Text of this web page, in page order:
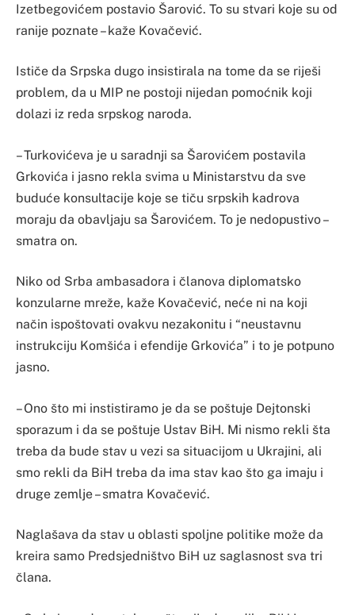
Izetbegovićem postavio Šarović. To su stvari koje su od
ranije poznate – kaže Kovačević.
Ističe da Srpska dugo insistirala na tome da se riješi
problem, da u MIP ne postoji nijedan pomoćnik koji
dolazi iz reda srpskog naroda.
– Turkovićeva je u saradnji sa Šarovićem postavila
Grkovića i jasno rekla svima u Ministarstvu da sve
buduće konsultacije koje se tiču srpskih kadrova
moraju da obavljaju sa Šarovićem. To je nedopustivo –
smatra on.
Niko od Srba ambasadora i članova diplomatsko
konzularne mreže, kaže Kovačević, neće ni na koji
način ispoštovati ovakvu nezakonitu i “neustavnu
instrukciju Komšića i efendije Grkovića” i to je potpuno
jasno.
– Ono što mi instistiramo je da se poštuje Dejtonski
sporazum i da se poštuje Ustav BiH. Mi nismo rekli šta
treba da bude stav u vezi sa situacijom u Ukrajini, ali
smo rekli da BiH treba da ima stav kao što ga imaju i
druge zemlje – smatra Kovačević.
Naglašava da stav u oblasti spoljne politike može da
kreira samo Predsjedništvo BiH uz saglasnost sva tri
člana.